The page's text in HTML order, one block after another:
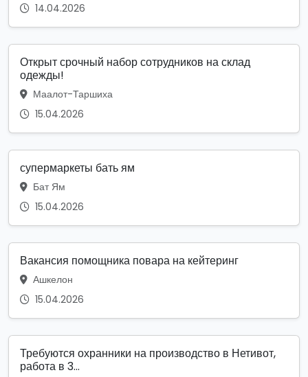
14.04.2026
Открыт срочный набор сотрудников на склад
одежды!
Маалот-Таршиха
15.04.2026
супермаркеты бать ям
Бат Ям
15.04.2026
Вакансия помощника повара на кейтеринг
Ашкелон
15.04.2026
Требуются охранники на производство в Нетивот,
работа в 3...